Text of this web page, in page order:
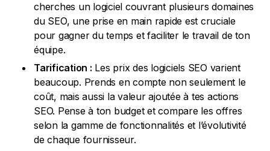
cherches un logiciel couvrant plusieurs domaines
du SEO, une prise en main rapide est cruciale
pour gagner du temps et faciliter le travail de ton
équipe.
Tarification : Les prix des logiciels SEO varient
beaucoup. Prends en compte non seulement le
coût, mais aussi la valeur ajoutée à tes actions
SEO. Pense à ton budget et compare les offres
selon la gamme de fonctionnalités et l’évolutivité
de chaque fournisseur.